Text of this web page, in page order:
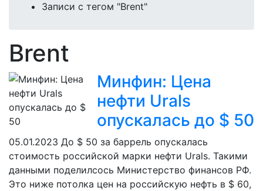
Записи с тегом "Brent"
Brent
Минфин: Цена
нефти Urals
опускалась до $ 50
05.01.2023 До $ 50 за баррель опускалась
стоимость российской марки нефти Urals. Такими
данными поделилсось Министерство финансов РФ.
Это ниже потолка цен на российскую нефть в $ 60,